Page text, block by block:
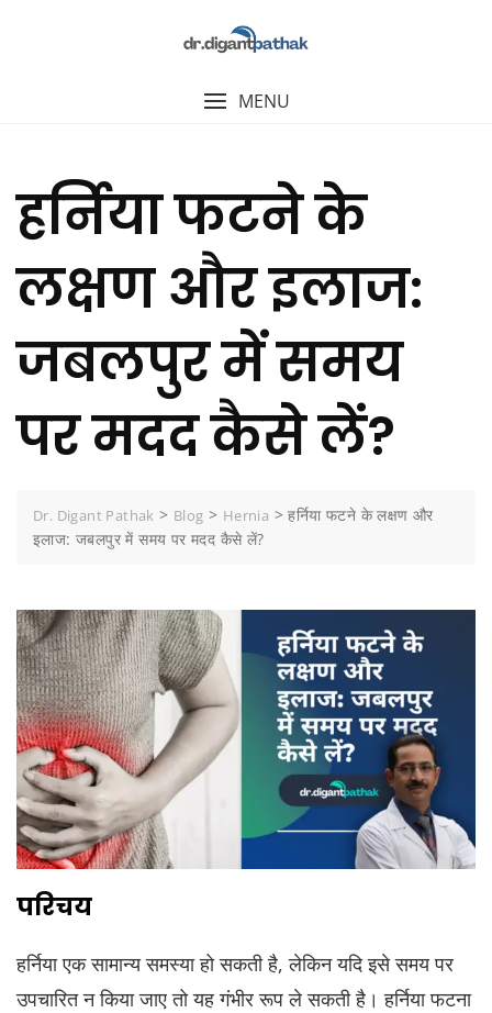
MENU
हर्निया फटने के
लक्षण और इलाज:
जबलपुर में समय
पर मदद कैसे लें?
Dr. Digant Pathak > Blog > Hernia >हर्निया फटने के लक्षण और
इलाज: जबलपुर में समय पर मदद कैसे लें?
परिचय
हर्निया एक सामान्य समस्या हो सकती है, लेकिन यदि इसे समय पर
उपचारित न किया जाए तो यह गंभीर रूप ले सकती है। हर्निया फटना